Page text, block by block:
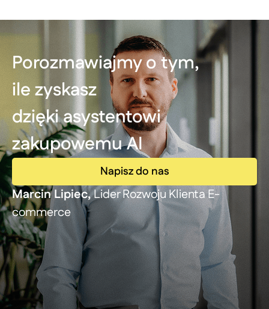
Porozmawiajmy o tym,
ile zyskasz
dzięki asystentowi
zakupowemu AI
Napisz do nas
Marcin Lipiec,Lider Rozwoju Klienta E-
commerce